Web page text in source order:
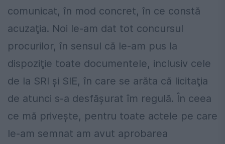
comunicat, în mod concret, în ce constă
acuzaţia. Noi le-am dat tot concursul
procurilor, în sensul că le-am pus la
dispoziţie toate documentele, inclusiv cele
de la SRI şi SIE, în care se arăta că licitaţia
de atunci s-a desfăşurat îm regulă. În ceea
ce mă priveşte, pentru toate actele pe care
le-am semnat am avut aprobarea